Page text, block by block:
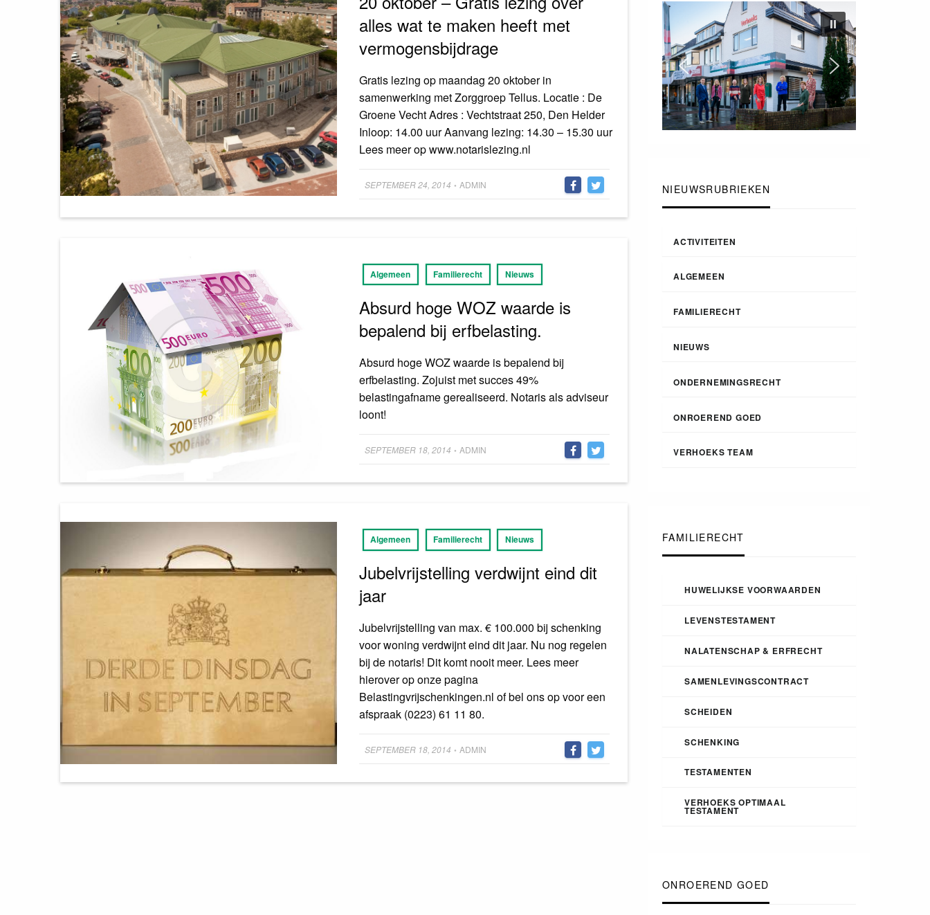
alles wat te maken heeft met
vermogensbijdrage
Gratis lezing op maandag 20 oktober in
samenwerking met Zorggroep Tellus. Locatie : De
Groene Vecht Adres : Vechtstraat 250, Den Helder
Inloop: 14.00 uur Aanvang lezing: 14.30 – 15.30 uur
Lees meer op www.notarislezing.nl
Posted
SEPTEMBER 24, 2014 • ADMIN
Algemeen Familierecht Nieuws
Absurd hoge WOZ waarde is
bepalend bij erfbelasting.
Absurd hoge WOZ waarde is bepalend bij
erfbelasting. Zojuist met succes 49%
belastingafname gerealiseerd. Notaris als adviseur
loont!
Posted
SEPTEMBER 18, 2014 • ADMIN
Algemeen Familierecht Nieuws
Jubelvrijstelling verdwijnt eind dit
jaar
Jubelvrijstelling van max. € 100.000 bij schenking
voor woning verdwijnt eind dit jaar. Nu nog regelen
bij de notaris! Dit komt nooit meer. Lees meer
hierover op onze pagina
Belastingvrijschenkingen.nl of bel ons op voor een
afspraak (0223) 61 11 80.
Posted
SEPTEMBER 18, 2014 • ADMIN
NIEUWSRUBRIEKEN
ACTIVITEITEN
ALGEMEEN
FAMILIERECHT
NIEUWS
ONDERNEMINGSRECHT
ONROEREND GOED
VERHOEKS TEAM
FAMILIERECHT
HUWELIJKSE VOORWAARDEN
LEVENSTESTAMENT
NALATENSCHAP & ERFRECHT
SAMENLEVINGSCONTRACT
SCHEIDEN
SCHENKING
TESTAMENTEN
VERHOEKS OPTIMAAL
TESTAMENT
ONROEREND GOED